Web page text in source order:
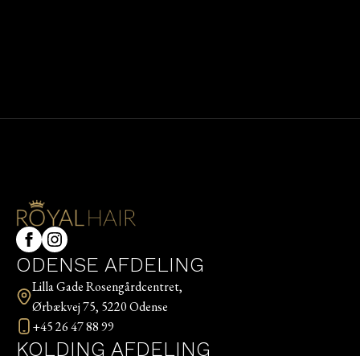
ODENSE AFDELING
Lilla Gade Rosengårdcentret,
Ørbækvej 75, 5220 Odense
+45 26 47 88 99
KOLDING AFDELING